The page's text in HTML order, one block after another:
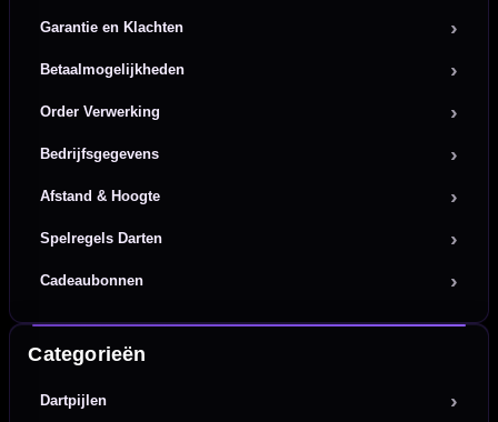
Garantie en Klachten
Betaalmogelijkheden
Order Verwerking
Bedrijfsgegevens
Afstand & Hoogte
Spelregels Darten
Cadeaubonnen
Categorieën
Dartpijlen